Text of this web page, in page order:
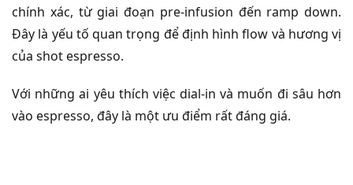
chính xác, từ giai đoạn pre-infusion đến ramp down.
Đây là yếu tố quan trọng để định hình flow và hương vị
của shot espresso.
Với những ai yêu thích việc dial-in và muốn đi sâu hơn
vào espresso, đây là một ưu điểm rất đáng giá.